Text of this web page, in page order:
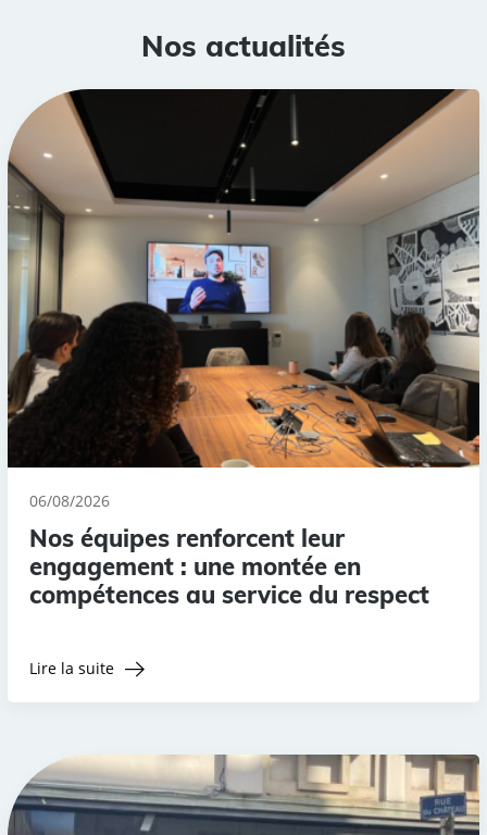
Nos actualités
06/08/2026
Nos équipes renforcent leur
engagement : une montée en
compétences au service du respect
Lire la suite